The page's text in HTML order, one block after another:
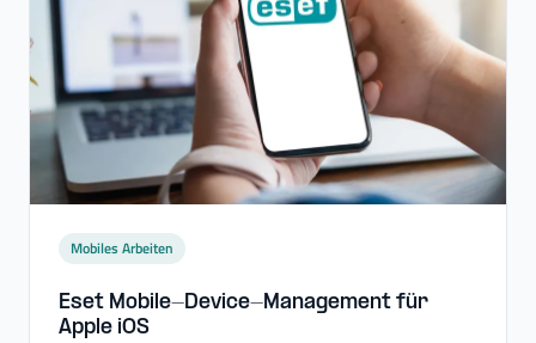
Mobiles Arbeiten
Eset Mobile-​Device-​Management für
Apple iOS